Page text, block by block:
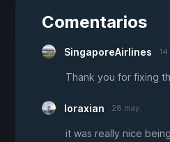
Comentarios
SingaporeAirlines
Thank you for fixing
loraxian 28 may.
it was really nice